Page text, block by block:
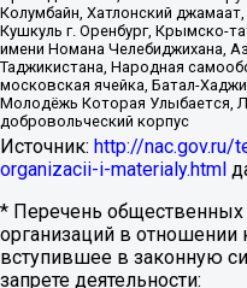
Колумбайн, Хатлонский джамаат,
Кушкуль г. Оренбург, Крымско-
имени Номана Челебиджихана,
Таджикистана, Народная
московская ячейка, Батал-
Молодёжь Которая Улыбается,
добровольческий корпус
Источник: http://
organizacii-i-materialy.html
* Перечень
организаций в отношении
вступившее в законную
запрете деятельности: